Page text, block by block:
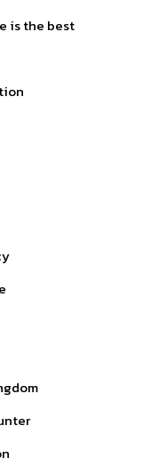
is the best